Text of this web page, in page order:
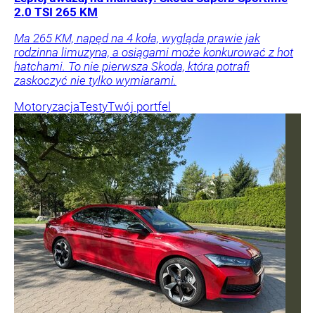
2.0 TSI 265 KM
Ma 265 KM, napęd na 4 koła, wygląda prawie jak
rodzinna limuzyna, a osiągami może konkurować z hot
hatchami. To nie pierwsza Skoda, która potrafi
zaskoczyć nie tylko wymiarami.
MotoryzacjaTestyTwój portfel